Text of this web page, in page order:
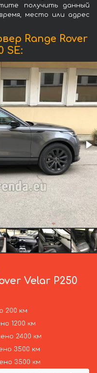
получить данный
место или адрес
Range Rover
SE:
Velar P250
200 км
1200 км
2400 км
3500 км
3500 км